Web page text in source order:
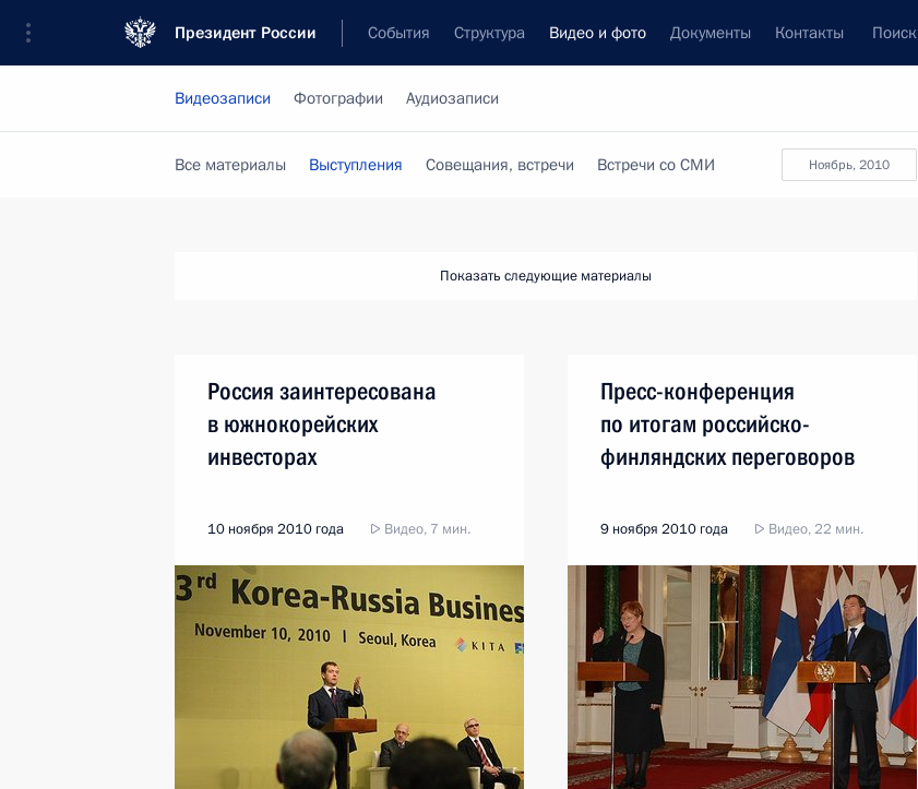
Президент России События Структура Видео и фото Документы Контакты Поиск
Видеозаписи Фотографии Аудиозаписи
ноябрь, 2010
Все материалы Выступления Совещания, встречи Встречи со СМИ
Показать следующие материалы
Россия заинтересована
в южнокорейских
инвесторах
10 ноября 2010 года Видео, 7 мин.
Пресс-конференция
по итогам российско-
финляндских переговоров
9 ноября 2010 года Видео, 22 мин.